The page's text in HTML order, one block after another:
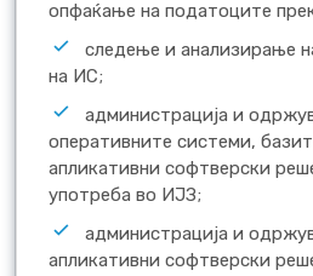
опфаќање на податоците
следење и анализирање
на ИС;
администрација и
оперативните системи,
апликативни софтверски
употреба во ИЈЗ;
администрација и
апликативни софтверски